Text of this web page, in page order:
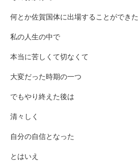
何とか佐賀国体に出場することができた
私の人生の中で
本当に苦しくて切なくて
大変だった時期の一つ
でもやり終えた後は
清々しく
自分の自信となった
とはいえ